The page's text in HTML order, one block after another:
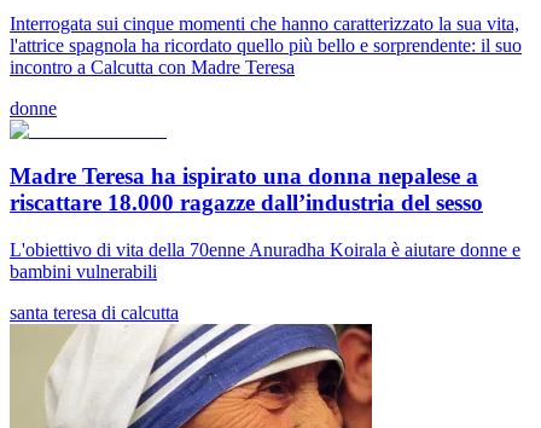
Interrogata sui cinque momenti che hanno caratterizzato la sua vita,
l'attrice spagnola ha ricordato quello più bello e sorprendente: il suo
incontro a Calcutta con Madre Teresa
donne
Madre Teresa ha ispirato una donna nepalese a
riscattare 18.000 ragazze dall’industria del sesso
L'obiettivo di vita della 70enne Anuradha Koirala è aiutare donne e
bambini vulnerabili
santa teresa di calcutta